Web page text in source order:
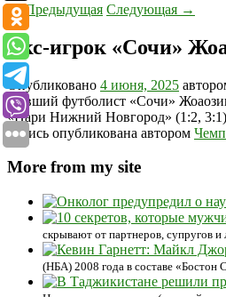
←Предыдущая Следующая →
Экс-игрок «Сочи»
Опубликовано 4 июня, 2025
Бывший футболист «Сочи»
«Пари Нижний Новгород» (1:2,
Запись опубликована автором
More from my site
скрывают от партнеров, супругов
(НБА) 2008 года в составе «Бостон